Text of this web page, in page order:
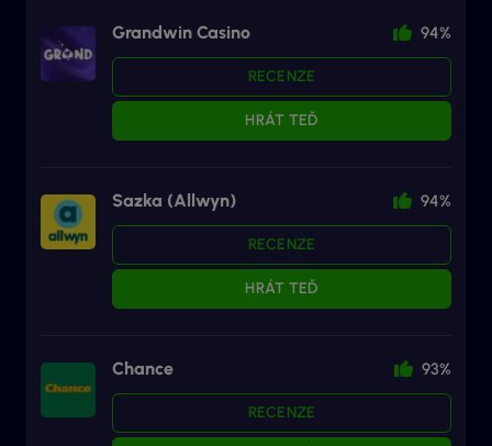
Grandwin Casino 94%
RECENZE
HRÁT TEĎ
Sazka (Allwyn) 94%
RECENZE
HRÁT TEĎ
Chance 93%
RECENZE